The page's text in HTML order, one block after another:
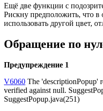
Ещё две функции с
Рискну предположить, что
использовать другой цвет,
Обращение по
Предупреждение 1
V6060 The 'descriptionPopup'
verified against null.
SuggestPopup.java(251)